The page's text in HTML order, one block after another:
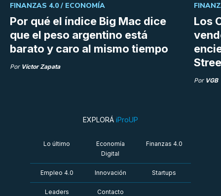
Por qué el índice Big Mac dice
que el peso argentino está
barato y caro al mismo tiempo
FINANZAS 4.0 / ECONOMÍA
Por Víctor Zapata
Los
Por VGB
EXPLORÁ iProUP
Lo último
Economía
Digital
Finanzas 4.0
Empleo 4.0 Innovación Startups
Leaders Contacto